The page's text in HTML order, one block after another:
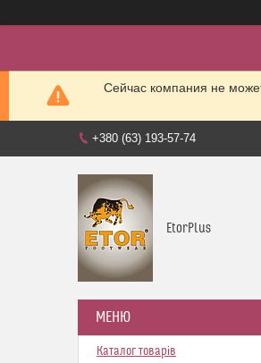
Сейчас компания не
+380 (63) 193-57-74
EtorPlus
Каталог товарів